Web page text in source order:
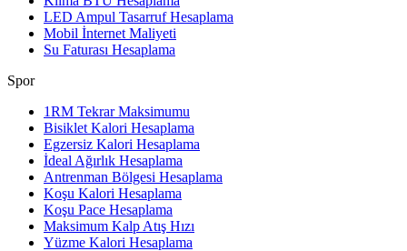
LED Ampul Tasarruf Hesaplama
Mobil İnternet Maliyeti
Su Faturası Hesaplama
Spor
1RM Tekrar Maksimumu
Bisiklet Kalori Hesaplama
Egzersiz Kalori Hesaplama
İdeal Ağırlık Hesaplama
Antrenman Bölgesi Hesaplama
Koşu Kalori Hesaplama
Koşu Pace Hesaplama
Maksimum Kalp Atış Hızı
Yüzme Kalori Hesaplama